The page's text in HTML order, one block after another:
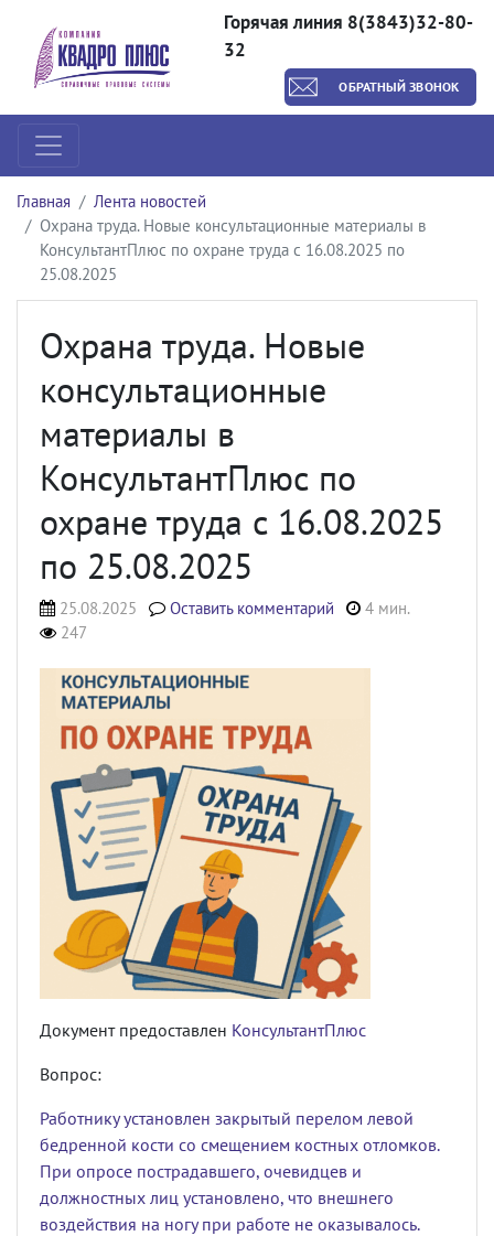
Горячая линия 8(3843)32-80-
32
ОБРАТНЫЙ ЗВОНОК
Главная
Лента новостей
Охрана труда. Новые консультационные материалы в
КонсультантПлюс по охране труда с 16.08.2025 по
25.08.2025
Охрана труда. Новые
консультационные
материалы в
КонсультантПлюс по
охране труда с 16.08.2025
по 25.08.2025
25.08.2025 Оставить комментарий
4 мин.
247
Документ предоставлен КонсультантПлюс
Вопрос:
Работнику установлен закрытый перелом левой
бедренной кости со смещением костных отломков.
При опросе пострадавшего, очевидцев и
должностных лиц установлено, что внешнего
воздействия на ногу при работе не оказывалось.